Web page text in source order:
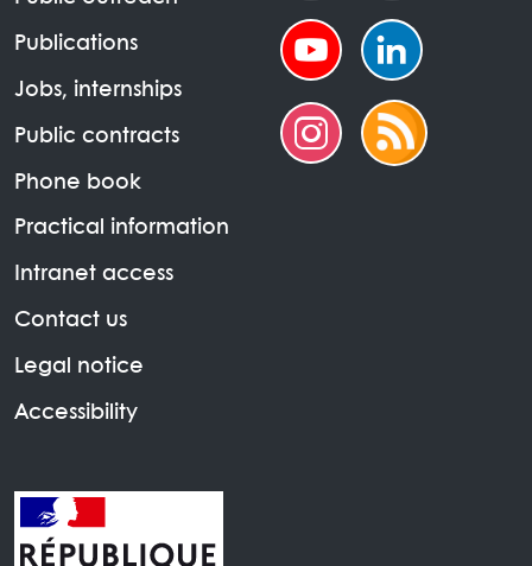
Publications
Jobs, internships
Public contracts
Phone book
Practical information
Intranet access
Contact us
Legal notice
Accessibility